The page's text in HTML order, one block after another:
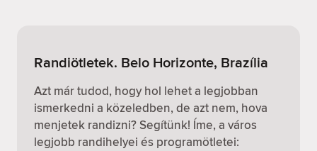
Randiötletek. Belo Horizonte, Brazília
Azt már tudod, hogy hol lehet a legjobban
ismerkedni a közeledben, de azt nem, hova
menjetek randizni? Segítünk! Íme, a város
legjobb randihelyei és programötletei: